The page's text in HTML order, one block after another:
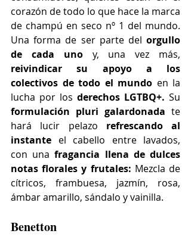
corazón de todo lo que hace la marca
de champú en seco nº 1 del mundo.
Una forma de ser parte del orgullo
de cada uno y, una vez más,
reivindicar su apoyo a los
colectivos de todo el mundo en la
lucha por los derechos LGTBQ+.
formulación pluri galardonada te
hará lucir pelazo refrescando al
instante el cabello entre lavados,
con una fragancia llena de dulces
notas florales y frutales: Mezcla de
cítricos, frambuesa, jazmín, rosa,
ámbar amarillo, sándalo y vainilla.
Benetton